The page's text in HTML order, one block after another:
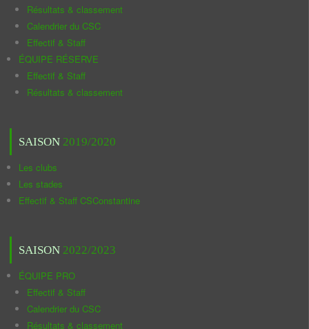
Résultats & classement
Calendrier du CSC
Effectif & Staff
ÉQUIPE RÉSERVE
Effectif & Staff
Résultats & classement
SAISON 2019/2020
Les clubs
Les stades
Effectif & Staff CSConstantine
SAISON 2022/2023
ÉQUIPE PRO
Effectif & Staff
Calendrier du CSC
Résultats & classement